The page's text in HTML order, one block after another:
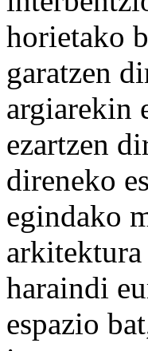
horietako
garatzen
argiarekin
ezartzen
direneko
egindako
haraindi
espazio